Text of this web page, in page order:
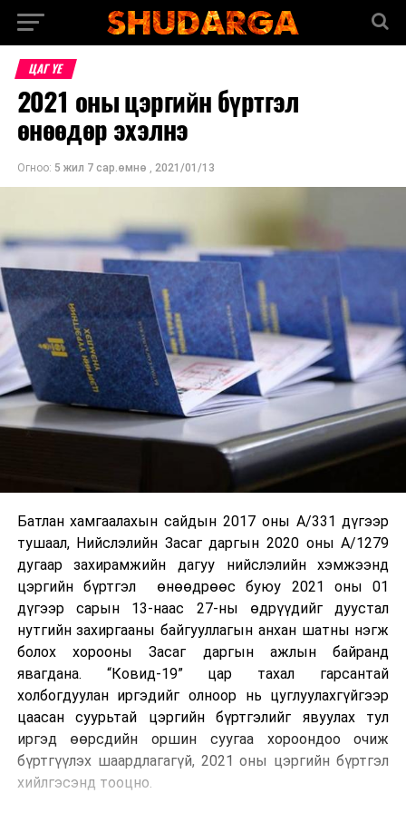
ЦАГ ҮЕ
2021 оны цэргийн бүртгэл
өнөөдөр эхэлнэ
Огноо: 5 жил 7 сар.өмнө , 2021/01/13
Батлан хамгаалахын сайдын 2017 оны А/331 дүгээр
тушаал, Нийслэлийн Засаг даргын 2020 оны А/1279
дугаар захирамжийн дагуу нийслэлийн хэмжээнд
цэргийн бүртгэл өнөөдрөөс буюу 2021 оны 01
дүгээр сарын 13-наас 27-ны өдрүүдийг дуустал
нутгийн захиргааны байгууллагын анхан шатны нэгж
болох хорооны Засаг даргын ажлын байранд
явагдана. “Ковид-19” цар тахал гарсантай
холбогдуулан иргэдийг олноор нь цуглуулахгүйгээр
цаасан суурьтай цэргийн бүртгэлийг явуулах тул
иргэд өөрсдийн оршин суугаа хороондоо очиж
бүртгүүлэх шаардлагагүй, 2021 оны цэргийн бүртгэл
хийлгэсэнд тооцно.